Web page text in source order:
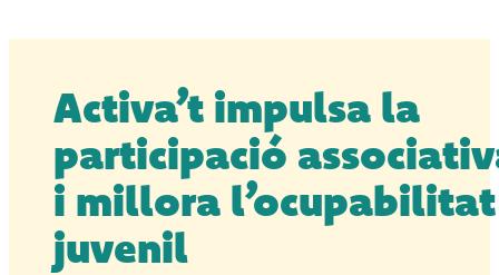
Activa’t impulsa la
participació
i millora l’ocupabilitat
juvenil